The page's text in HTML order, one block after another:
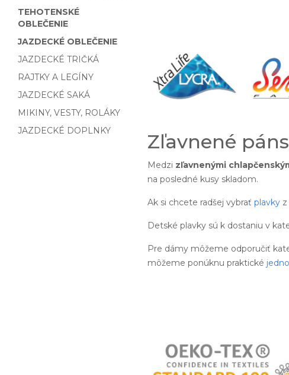
TEHOTENSKÉ
OBLEČENIE
JAZDECKÉ OBLEČENIE
JAZDECKÉ TRIČKÁ
RAJTKY A LEGÍNY
JAZDECKÉ SAKÁ
MIKINY, VESTY, ROLÁKY
JAZDECKÉ DOPLNKY
Zľavnené
Medzi zľavnenými
na posledné kusy skladom.
Ak si chcete radšej vybrať plavky
Detské plavky sú k dostaniu v
Pre dámy môžeme odporučiť
môžeme ponúknu praktické